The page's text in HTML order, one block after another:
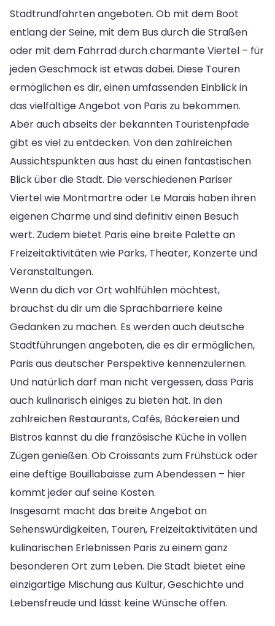
Stadtrundfahrten angeboten. Ob mit dem Boot
entlang der Seine, mit dem Bus durch die Straßen
oder mit dem Fahrrad durch charmante Viertel – für
jeden Geschmack ist etwas dabei. Diese Touren
ermöglichen es dir, einen umfassenden Einblick in
das vielfältige Angebot von Paris zu bekommen.
Aber auch abseits der bekannten Touristenpfade
gibt es viel zu entdecken. Von den zahlreichen
Aussichtspunkten aus hast du einen fantastischen
Blick über die Stadt. Die verschiedenen Pariser
Viertel wie Montmartre oder Le Marais haben ihren
eigenen Charme und sind definitiv einen Besuch
wert. Zudem bietet Paris eine breite Palette an
Freizeitaktivitäten wie Parks, Theater, Konzerte und
Veranstaltungen.
Wenn du dich vor Ort wohlfühlen möchtest,
brauchst du dir um die Sprachbarriere keine
Gedanken zu machen. Es werden auch deutsche
Stadtführungen angeboten, die es dir ermöglichen,
Paris aus deutscher Perspektive kennenzulernen.
Und natürlich darf man nicht vergessen, dass Paris
auch kulinarisch einiges zu bieten hat. In den
zahlreichen Restaurants, Cafés, Bäckereien und
Bistros kannst du die französische Küche in vollen
Zügen genießen. Ob Croissants zum Frühstück oder
eine deftige Bouillabaisse zum Abendessen – hier
kommt jeder auf seine Kosten.
Insgesamt macht das breite Angebot an
Sehenswürdigkeiten, Touren, Freizeitaktivitäten und
kulinarischen Erlebnissen Paris zu einem ganz
besonderen Ort zum Leben. Die Stadt bietet eine
einzigartige Mischung aus Kultur, Geschichte und
Lebensfreude und lässt keine Wünsche offen.